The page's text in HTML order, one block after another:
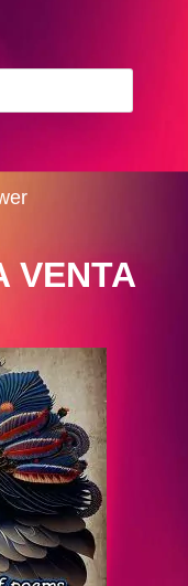
VENTA